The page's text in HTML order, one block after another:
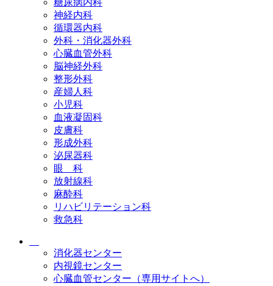
神経内科
循環器内科
外科・消化器外科
心臓血管外科
脳神経外科
整形外科
産婦人科
小児科
血液凝固科
皮膚科
形成外科
泌尿器科
眼 科
放射線科
麻酔科
リハビリテーション科
救急科
消化器センター
内視鏡センター
心臓血管センター（専用サイトへ）